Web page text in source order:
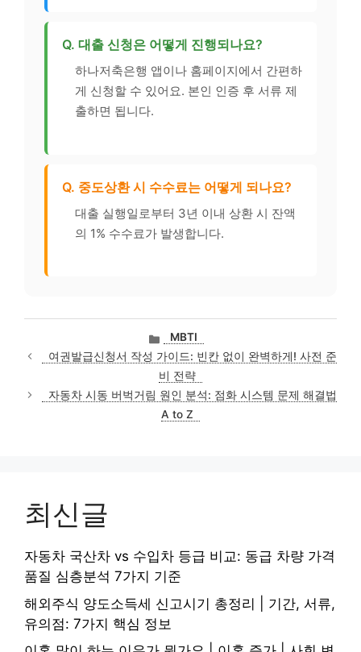
Q. 대출 신청은 어떻게 진행되나요?
하나저축은행 앱이나 홈페이지에서 간편하
게 신청할 수 있어요. 본인 인증 후 서류 제
출하면 됩니다.
Q. 중도상환 시 수수료는 어떻게 되나요?
대출 실행일로부터 3년 이내 상환 시 잔액
의 1% 수수료가 발생합니다.
카
테
고
리
MBTI
여권발급신청서 작성 가이드: 빈칸 없이 완벽하게! 사전 준
비 전략
자동차 시동 버벅거림 원인 분석: 점화 시스템 문제 해결법
A to Z
최신글
자동차 국산차 vs 수입차 등급 비교: 동급 차량 가격
품질 심층분석 7가지 기준
해외주식 양도소득세 신고시기 총정리 | 기간, 서류,
유의점: 7가지 핵심 정보